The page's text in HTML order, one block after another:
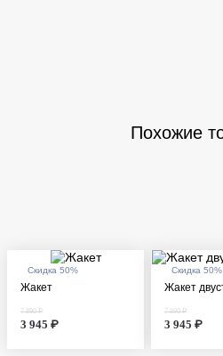
Похожие
Скидка 50%
Жакет
7 890 ₽
3 945 ₽
Скидка 50%
Жакет
7 890 ₽
3 945 ₽